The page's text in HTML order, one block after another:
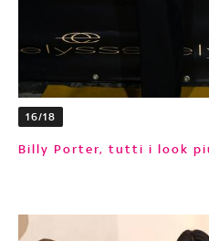
16/18
Billy Porter, tutti i look